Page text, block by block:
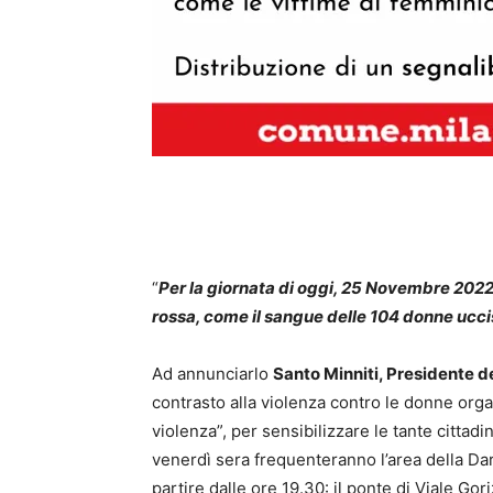
“Per la giornata di oggi, 25 Novembre
rossa, come il sangue delle 104 donne
Ad annunciarlo Santo Minniti, Presidente
contrasto alla violenza contro le donne
violenza”, per sensibilizzare le tante
venerdì sera frequenteranno l’area della
partire dalle ore 19.30: il ponte di Viale